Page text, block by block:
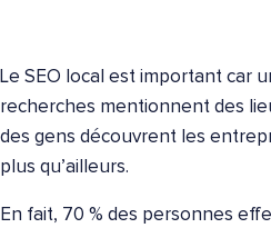
Le SEO local est important car
recherches mentionnent des
des gens découvrent les
plus qu’ailleurs.
En fait, 70 % des personnes